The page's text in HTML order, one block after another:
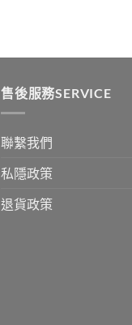
售後服務SERVICE
聯繫我們
私隱政策
退貨政策